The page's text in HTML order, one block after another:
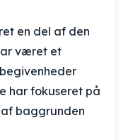
en del af den
været et
har fokuseret på
baggrunden